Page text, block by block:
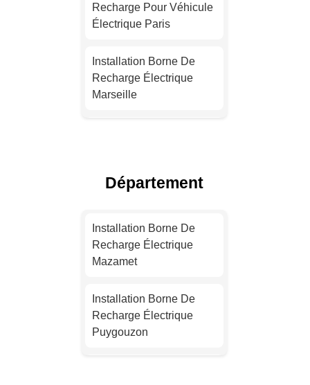
Recharge Pour Véhicule
Électrique Paris
Installation Borne De
Recharge Électrique
Marseille
Électrique Toulouse
Nice
Département
Installation Borne De
Recharge Électrique
Mazamet
Installation Borne De
Recharge Électrique
Puygouzon